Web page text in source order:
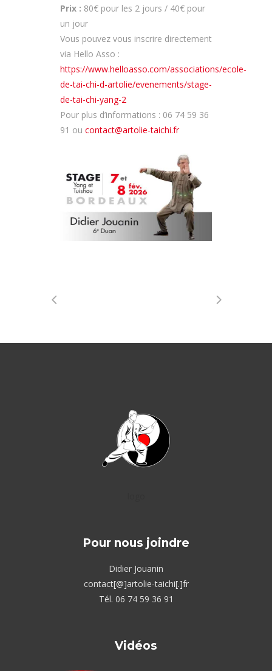
Prix : 80€ pour les 2 jours / 40€ pour
un jour
Vous pouvez vous inscrire directement
via Hello Asso :
https://www.helloasso.com/associations/ecole-
de-tai-chi-d-artolie/evenements/stage-
de-tai-chi-yang-2
Pour plus d’informations : 06 74 59 36
91 ou contact@artolie-taichi.fr
Pour nous joindre
Didier Jouanin
contact[@]artolie-taichi[.]fr
Tél. 06 74 59 36 91
Vidéos